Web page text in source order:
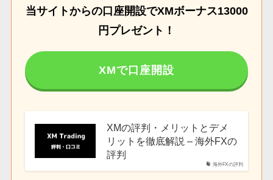
当サイトからの口座開設でXMボーナス13000
円プレゼント！
XMで口座開設
海外FXの評判
XMの評判・メリットとデメ
リットを徹底解説 – 海外FXの
評判